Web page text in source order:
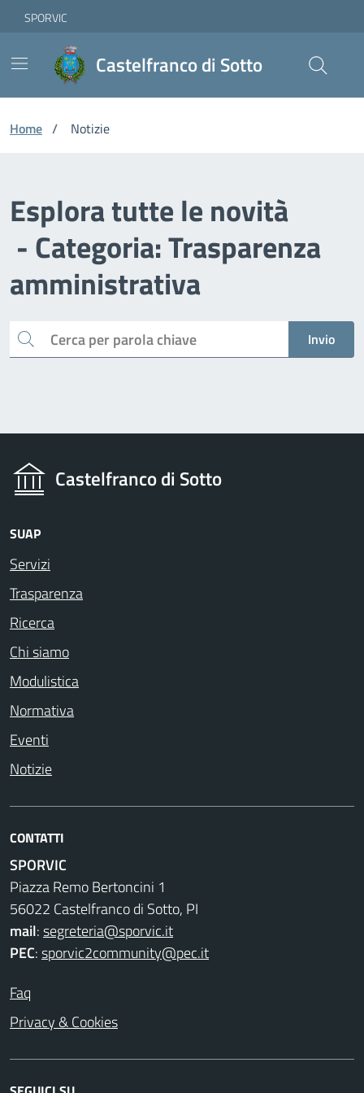
Skip to Main Content
Vai ai contenuti
Vai al footer
SPORVIC
Castelfranco di Sotto
Home / Notizie
Esplora tutte le novità
- Categoria: Trasparenza
amministrativa
Cerca Invio
Castelfranco di Sotto
SUAP
Servizi
Trasparenza
Ricerca
Chi siamo
Modulistica
Normativa
Eventi
Notizie
CONTATTI
SPORVIC
Piazza Remo Bertoncini 1
56022 Castelfranco di Sotto, PI
mail:segreteria@sporvic.it
PEC:sporvic2community@pec.it
Faq
Privacy & Cookies